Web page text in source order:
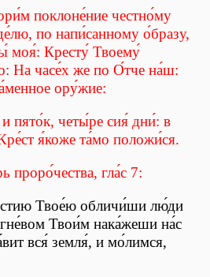
поклоне́ние честно́му
по напи́санному о́бразу,
моя́: Кресту́ Твоему́
На часе́х же по О́тче на́ш:
ору́жие:
пято́к, четы́ре сия́ дни́: в
я́коже та́мо положи́ся.
проро́чества, гла́с 7:
Твое́ю обличи́ши лю́ди
Твои́м нака́жеши на́с
вся́ земля́, и мо́лимся,